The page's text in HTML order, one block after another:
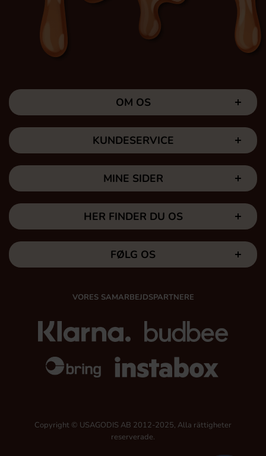
OM OS
KUNDESERVICE
MINE SIDER
HER FINDER DU OS
FØLG OS
VORES SAMARBEJDSPARTNERE
Copyright © USAGODIS AB 2012-2025, Alla rättigheter
reserverade.